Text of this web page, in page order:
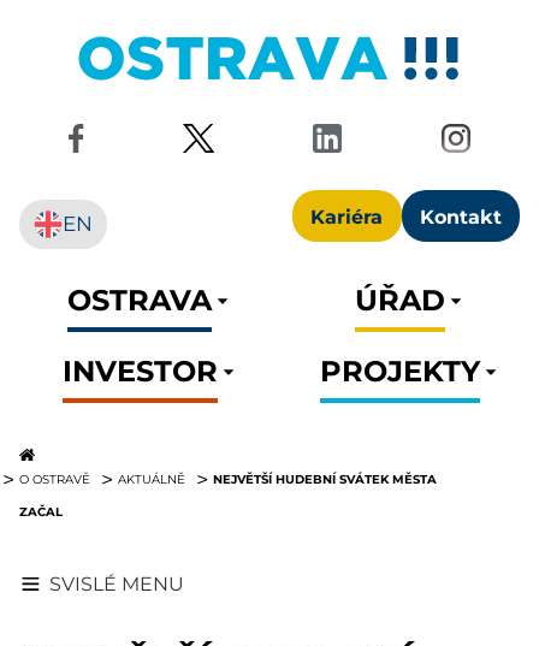
Kariéra Kontakt
EN
OSTRAVA
ÚŘAD
INVESTOR
PROJEKTY
O OSTRAVĚ AKTUÁLNĚ
NEJVĚTŠÍ HUDEBNÍ SVÁTEK MĚSTA
ZAČAL
SVISLÉ MENU